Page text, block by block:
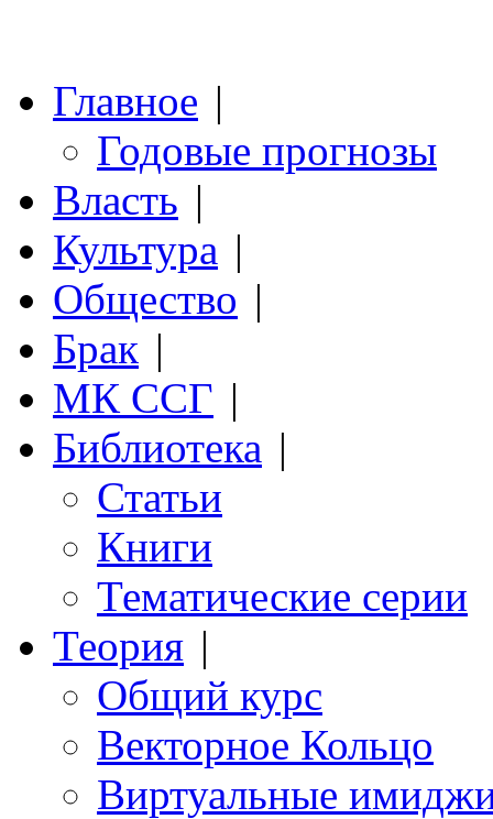
Главное |
Годовые прогнозы
Власть |
Культура |
Общество |
Брак |
МК ССГ |
Библиотека |
Статьи
Книги
Тематические серии
Теория |
Общий курс
Векторное Кольцо
Виртуальные